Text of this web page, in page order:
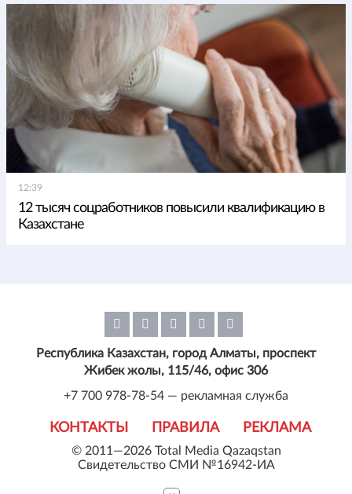
12:39
12 тысяч соцработников повысили квалификацию в
Казахстане
© 2011—2026 Total Media Qazaqstan
Свидетельство СМИ №16942-ИА
КОНТАКТЫ ПРАВИЛА РЕКЛАМА
Республика Казахстан, город Алматы, проспект
Жибек жолы, 115/46, офис 306
+7 700 978-78-54 — рекламная служба